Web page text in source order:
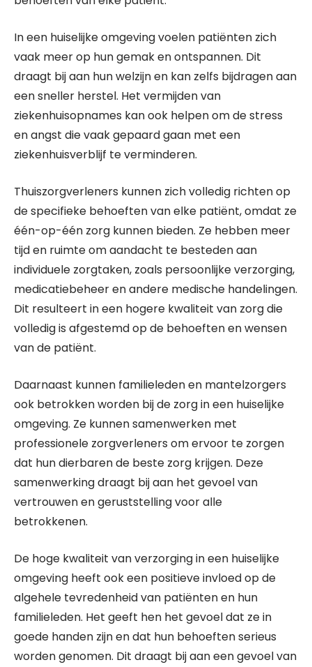
In een huiselijke omgeving voelen patiënten zich
vaak meer op hun gemak en ontspannen. Dit
draagt bij aan hun welzijn en kan zelfs bijdragen aan
een sneller herstel. Het vermijden van
ziekenhuisopnames kan ook helpen om de stress
en angst die vaak gepaard gaan met een
ziekenhuisverblijf te verminderen.
Thuiszorgverleners kunnen zich volledig richten op
de specifieke behoeften van elke patiënt, omdat ze
één-op-één zorg kunnen bieden. Ze hebben meer
tijd en ruimte om aandacht te besteden aan
individuele zorgtaken, zoals persoonlijke verzorging,
medicatiebeheer en andere medische handelingen.
Dit resulteert in een hogere kwaliteit van zorg die
volledig is afgestemd op de behoeften en wensen
van de patiënt.
Daarnaast kunnen familieleden en mantelzorgers
ook betrokken worden bij de zorg in een huiselijke
omgeving. Ze kunnen samenwerken met
professionele zorgverleners om ervoor te zorgen
dat hun dierbaren de beste zorg krijgen. Deze
samenwerking draagt bij aan het gevoel van
vertrouwen en geruststelling voor alle
betrokkenen.
De hoge kwaliteit van verzorging in een huiselijke
omgeving heeft ook een positieve invloed op de
algehele tevredenheid van patiënten en hun
familieleden. Het geeft hen het gevoel dat ze in
goede handen zijn en dat hun behoeften serieus
worden genomen. Dit draagt bij aan een gevoel van